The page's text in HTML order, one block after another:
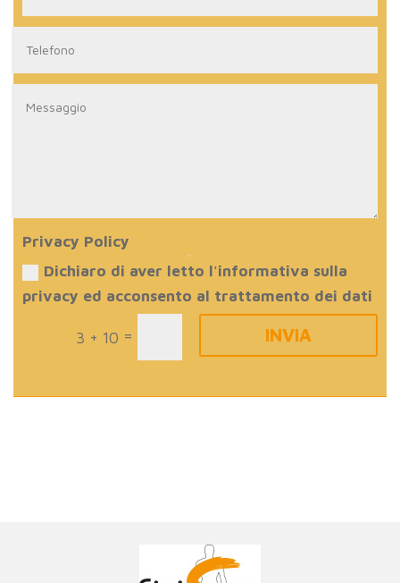
Privacy Policy
Dichiaro di aver letto l'informativa sulla
privacy ed acconsento al trattamento dei dati
3 + 10 = INVIA